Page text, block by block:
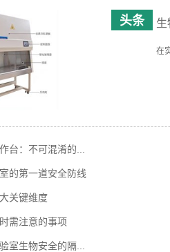
在
台：不可混淆的...
的第一道安全防线
关键维度
需注意的事项
室生物安全的隔...